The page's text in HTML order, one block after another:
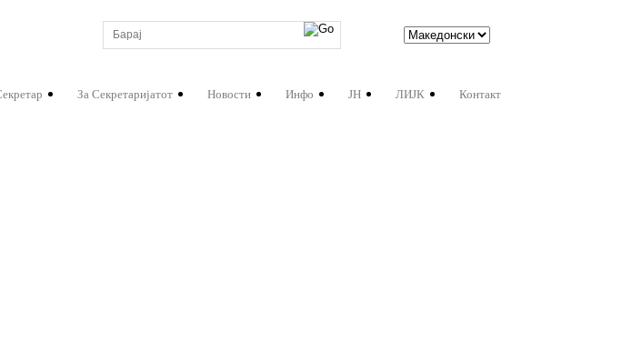
За Секретаријатот Новости Инфо ЈН ЛИЈК Контакт